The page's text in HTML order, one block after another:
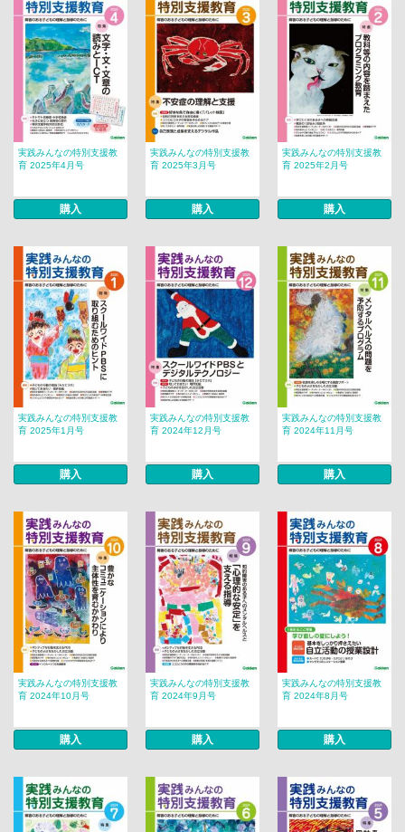
実践みんなの特別支援教
育 2025年4月号
購入
実践みんなの特別支援教
育 2025年3月号
購入
実践みんなの特別支援教
育 2025年2月号
購入
実践みんなの特別支援教
育 2025年1月号
購入
実践みんなの特別支援教
育 2024年12月号
購入
実践みんなの特別支援教
育 2024年11月号
購入
実践みんなの特別支援教
育 2024年10月号
購入
実践みんなの特別支援教
育 2024年9月号
購入
実践みんなの特別支援教
育 2024年8月号
購入